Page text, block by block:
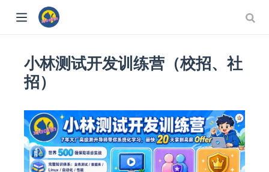
小林测试开发训练营（校招、社
招）